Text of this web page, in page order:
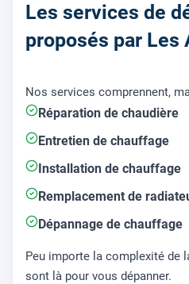
Les services de
proposés par Les
Nos services comprennent,
Réparation de chaudière
Entretien de chauffage
Installation de chauffage
Remplacement de
Dépannage de chauffage
Peu importe la complexité de
sont là pour vous dépanner.